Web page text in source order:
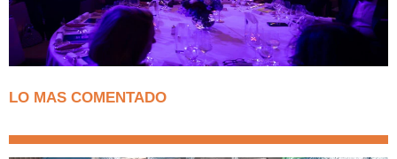
LO MAS COMENTADO